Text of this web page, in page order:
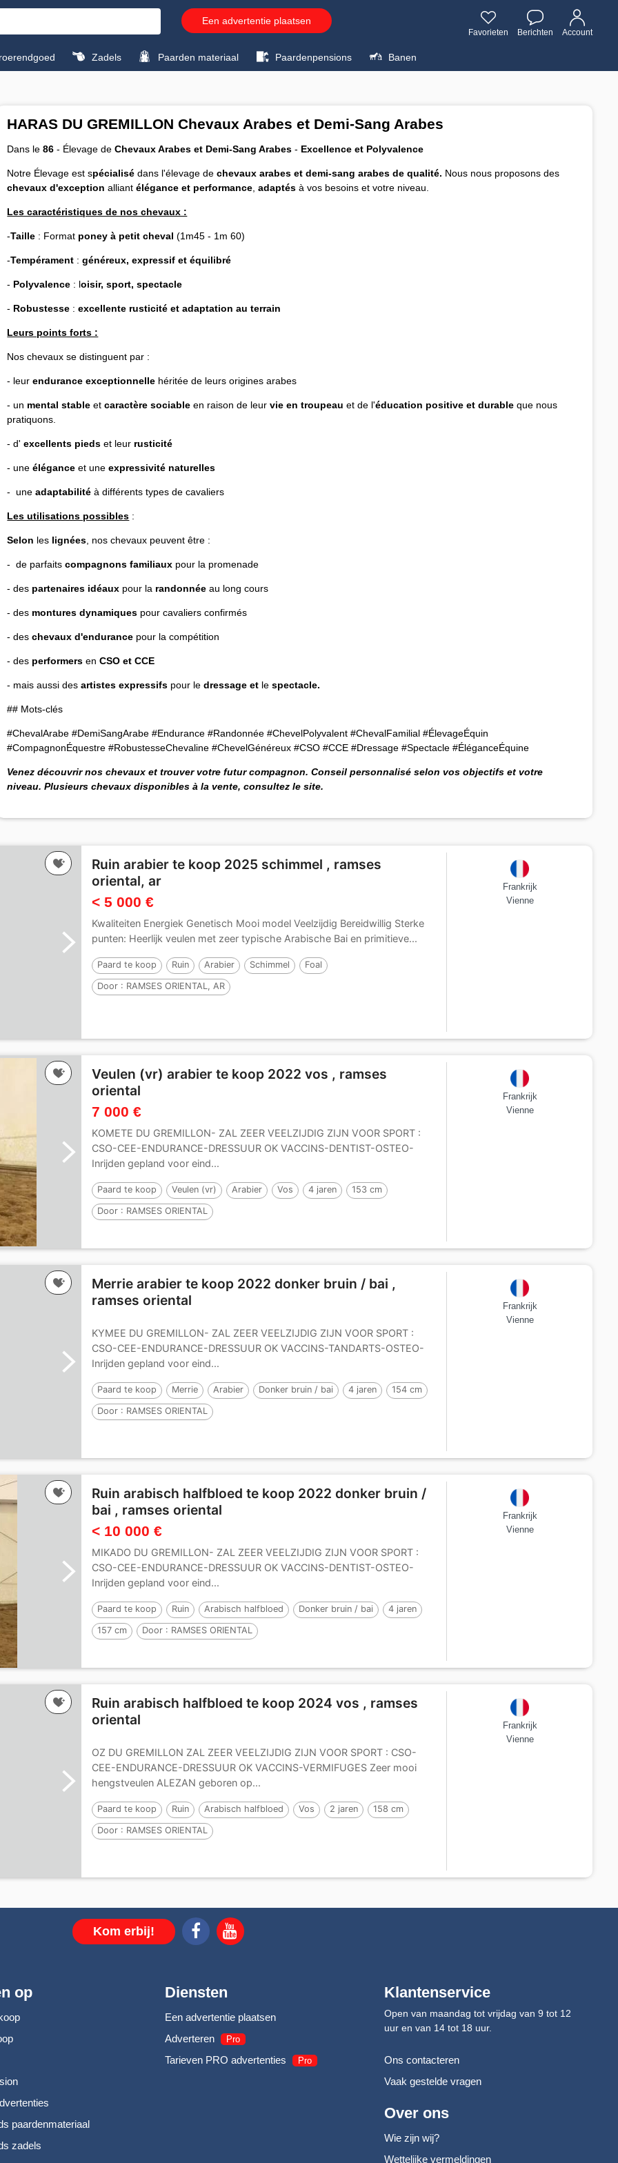
Een advertentie plaatsen
Favorieten Berichten Account
Zadels Paarden materiaal Paardenpensions Banen
HARAS DU GREMILLON Chevaux Arabes et Demi-Sang Arabes
Dans le 86- Élevage de Chevaux Arabes et Demi-Sang Arabes- Excellence et Polyvalence
Notre Élevage est spécialisé dans l'élevage dechevaux arabes et demi-sang arabes de qualité. Nous nous proposons des
chevaux d'exceptionalliant élégance et performance ,adaptés à vos besoins et votre niveau.
Les caractéristiques de nos chevaux :
-Taille : Format poney à petit cheval (1m45 - 1m 60)
-Tempérament :généreux, expressif et équilibré
- Polyvalence : loisir, sport, spectacle
- Robustesse :excellente rusticité et adaptation au terrain
Leurs points forts :
Nos chevaux se distinguent par :
- leurendurance exceptionnelle héritée de leurs origines arabes
- un mental stable etcaractère sociableen raison de leurvie en troupeau et de l'éducation positive et durable que nous
pratiquons.
- d'excellents piedset leur rusticité
- uneélégance et uneexpressivité naturelles
- uneadaptabilité à différents types de cavaliers
Les utilisations possibles :
Selon les lignées , nos chevaux peuvent être :
- de parfaitscompagnons familiaux pour la promenade
- des partenaires idéaux pour la randonnée au long cours
- des montures dynamiques pour cavaliers confirmés
- deschevaux d'endurance pour la compétition
- des performers enCSO et CCE
- mais aussi desartistes expressifs pour ledressage et le spectacle.
## Mots-clés
#ChevalArabe #DemiSangArabe #Endurance #Randonnée #ChevelPolyvalent #ChevalFamilial #ÉlevageÉquin
#CompagnonÉquestre #RobustesseChevaline #ChevelGénéreux #CSO #CCE #Dressage #Spectacle #ÉléganceÉquine
Venez découvrir nos chevaux et trouver votre futur compagnon. Conseil personnalisé selon vos objectifs et votre
niveau.Plusieurs chevaux disponibles à la vente, consultez le site.
Ruin arabier te koop 2025 schimmel , ramses
oriental, ar
< 5 000 €
Kwaliteiten Energiek Genetisch Mooi model Veelzijdig Bereidwillig Sterke
punten: Heerlijk veulen met zeer typische Arabische Bai en primitieve...
Paard te koop Ruin Arabier Schimmel Foal
Door : RAMSES ORIENTAL, AR
Frankrijk
Vienne
Veulen (vr) arabier te koop 2022 vos , ramses
oriental
7 000 €
KOMETE DU GREMILLON- ZAL ZEER VEELZIJDIG ZIJN VOOR SPORT :
CSO-CEE-ENDURANCE-DRESSUUR OK VACCINS-DENTIST-OSTEO-
Inrijden gepland voor eind...
Paard te koop Veulen (vr) Arabier Vos 4 jaren 153 cm
Door : RAMSES ORIENTAL
Frankrijk
Vienne
Merrie arabier te koop 2022 donker bruin / bai ,
ramses oriental
KYMEE DU GREMILLON- ZAL ZEER VEELZIJDIG ZIJN VOOR SPORT :
CSO-CEE-ENDURANCE-DRESSUUR OK VACCINS-TANDARTS-OSTEO-
Inrijden gepland voor eind...
Paard te koop Merrie Arabier Donker bruin / bai 4 jaren 154 cm
Door : RAMSES ORIENTAL
Frankrijk
Vienne
Ruin arabisch halfbloed te koop 2022 donker bruin /
bai , ramses oriental
< 10 000 €
MIKADO DU GREMILLON- ZAL ZEER VEELZIJDIG ZIJN VOOR SPORT :
CSO-CEE-ENDURANCE-DRESSUUR OK VACCINS-DENTIST-OSTEO-
Inrijden gepland voor eind...
Paard te koop Ruin Arabisch halfbloed Donker bruin / bai 4 jaren
157 cm Door : RAMSES ORIENTAL
Frankrijk
Vienne
Ruin arabisch halfbloed te koop 2024 vos , ramses
oriental
OZ DU GREMILLON ZAL ZEER VEELZIJDIG ZIJN VOOR SPORT : CSO-
CEE-ENDURANCE-DRESSUUR OK VACCINS-VERMIFUGES Zeer mooi
hengstveulen ALEZAN geboren op...
Paard te koop Ruin Arabisch halfbloed Vos 2 jaren 158 cm
Door : RAMSES ORIENTAL
Frankrijk
Vienne
Kom erbij!
op
paardenmateriaal
zadels
Diensten
Een advertentie plaatsen
Adverteren
Pro
Tarieven PRO advertenties Pro
Klantenservice
Open van maandag tot vrijdag van 9 tot 12
uur en van 14 tot 18 uur.
Ons contacteren
Vaak gestelde vragen
Over ons
Wie zijn wij?
Wettelijke vermeldingen